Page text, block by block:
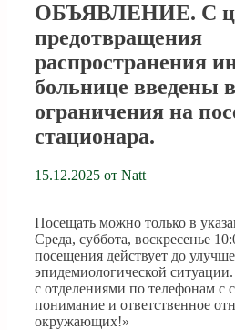
ОБЪЯВЛЕНИЕ. С
предотвращения
распространения
больнице введены
ограничения на
стационара.
15.12.2025 от Natt
Посещать можно только в
Среда, суббота, воскресенье
посещения действует до
эпидемиологической
с отделениями по телефонам с
понимание и ответственное
окружающих!»